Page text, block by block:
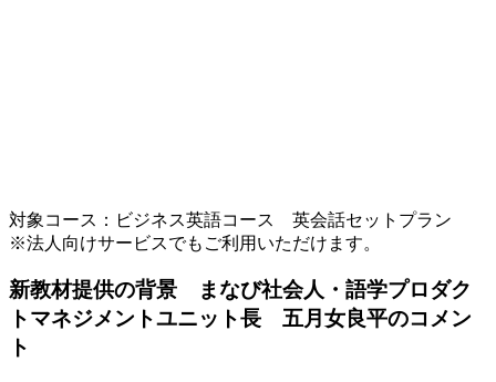
対象コース：ビジネス英語コース 英会話セットプラン
※法人向けサービスでもご利用いただけます。
新教材提供の背景 まなび社会人・語学プロダク
トマネジメントユニット長 五月女良平のコメン
ト